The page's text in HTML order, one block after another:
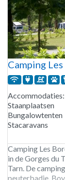
Camping
Accommodaties:
Staanplaatsen
Bungalowtenten
Stacaravans
Camping Les
in de Gorges du
Tarn. De
peuterbadje.